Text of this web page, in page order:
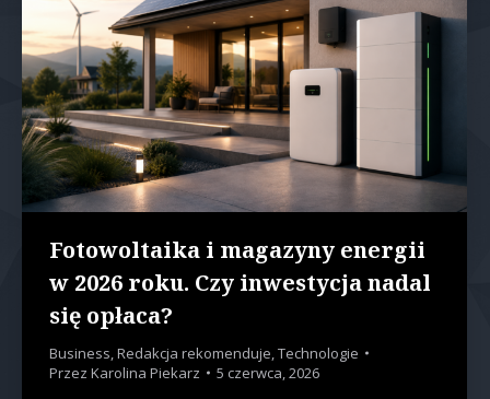
Fotowoltaika i magazyny energii
w 2026 roku. Czy inwestycja nadal
się opłaca?
Business,Redakcja rekomenduje,Technologie
Przez Karolina Piekarz 5 czerwca, 2026